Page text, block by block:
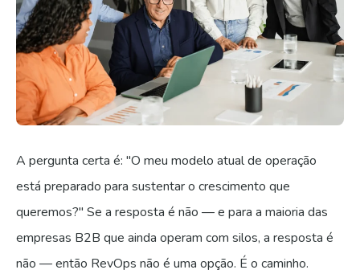
A pergunta certa é: "O meu modelo atual de operação
está preparado para sustentar o crescimento que
queremos?" Se a resposta é não — e para a maioria das
empresas B2B que ainda operam com silos, a resposta é
não — então RevOps não é uma opção. É o caminho.